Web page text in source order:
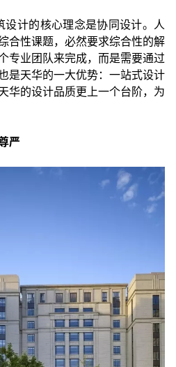
设计的核心理念是协同设计。人
合性课题，必然要求综合性的解
专业团队来完成，而是需要通过
是天华的一大优势：一站式设计
华的设计品质更上一个台阶，为
严